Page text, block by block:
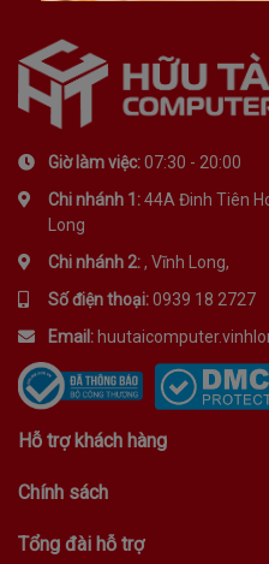
Giờ làm việc:07:30 - 20:00
Chi nhánh 1:44A Đinh Tiên
Long
Chi nhánh 2:, Vĩnh Long,
Số điện thoại:0939 18 2727
Email:
Hỗ trợ khách hàng
Chính sách
Tổng đài hỗ trợ